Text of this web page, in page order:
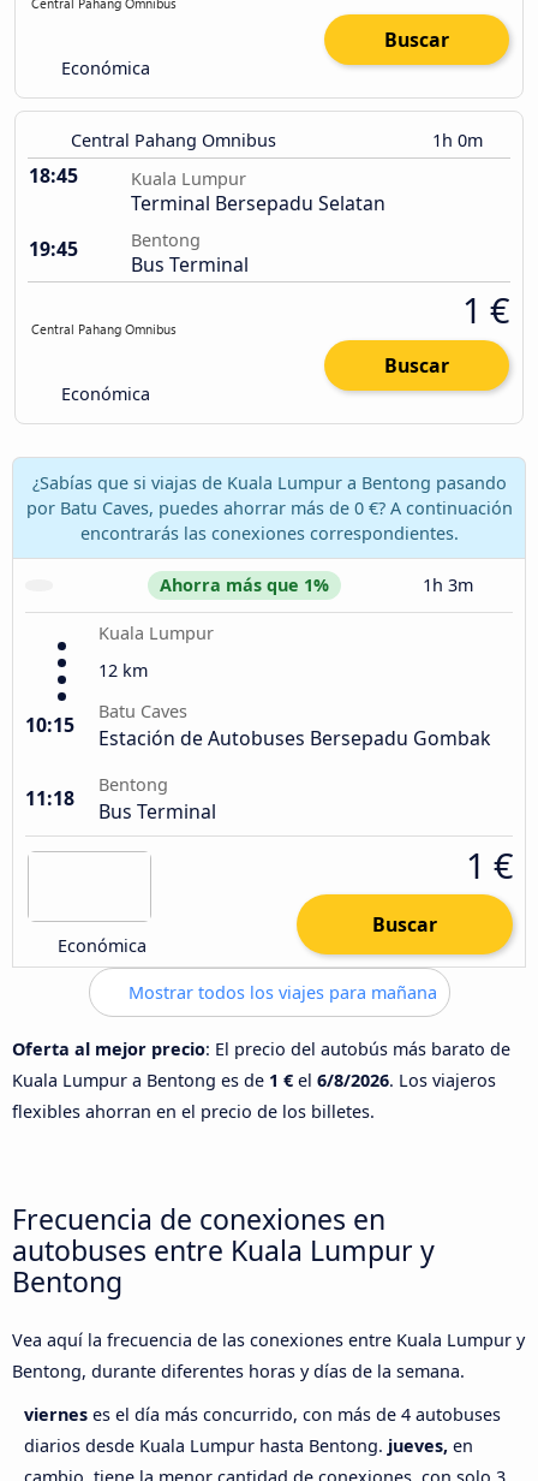
Económica
Buscar
Central Pahang Omnibus 1h 0m
18:45 Kuala Lumpur
Terminal Bersepadu Selatan
19:45
Bentong
Bus Terminal
Económica
1 €
Buscar
¿Sabías que si viajas de Kuala Lumpur a Bentong pasando
por Batu Caves, puedes ahorrar más de 0 €? A continuación
encontrarás las conexiones correspondientes.
Ahorra más que 1% 1h 3m
Kuala Lumpur
12 km
10:15
Batu Caves
Estación de Autobuses Bersepadu Gombak
11:18
Bentong
Bus Terminal
Económica
1 €
Buscar
Mostrar todos los viajes para mañana
Oferta al mejor precio: El precio del autobús más barato de
Kuala Lumpur a Bentong es de 1 € el 6/8/2026. Los viajeros
flexibles ahorran en el precio de los billetes.
Frecuencia de conexiones en
autobuses entre Kuala Lumpur y
Bentong
Vea aquí la frecuencia de las conexiones entre Kuala Lumpur y
Bentong, durante diferentes horas y días de la semana.
viernes es el día más concurrido, con más de 4 autobuses
diarios desde Kuala Lumpur hasta Bentong. jueves, en